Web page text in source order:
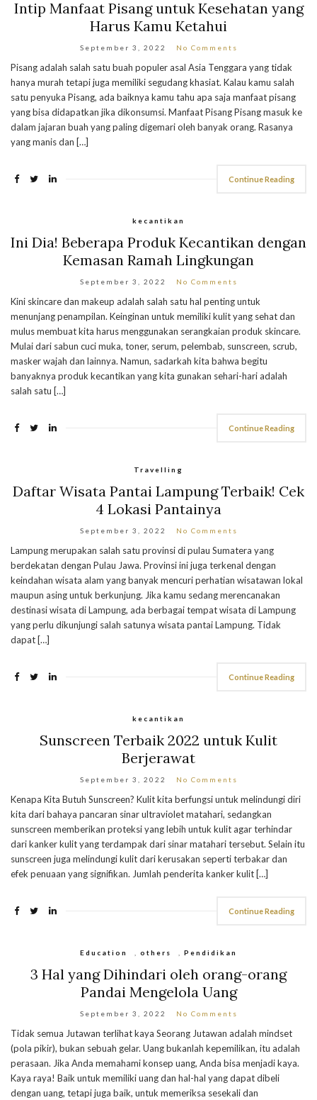
Intip Manfaat Pisang untuk Kesehatan yang
Harus Kamu Ketahui
September 3, 2022 No Comments
Pisang adalah salah satu buah populer asal Asia Tenggara yang tidak
hanya murah tetapi juga memiliki segudang khasiat. Kalau kamu salah
satu penyuka Pisang, ada baiknya kamu tahu apa saja manfaat pisang
yang bisa didapatkan jika dikonsumsi. Manfaat Pisang Pisang masuk ke
dalam jajaran buah yang paling digemari oleh banyak orang. Rasanya
yang manis dan […]
Continue Reading
kecantikan
Ini Dia! Beberapa Produk Kecantikan dengan
Kemasan Ramah Lingkungan
September 3, 2022 No Comments
Kini skincare dan makeup adalah salah satu hal penting untuk
menunjang penampilan. Keinginan untuk memiliki kulit yang sehat dan
mulus membuat kita harus menggunakan serangkaian produk skincare.
Mulai dari sabun cuci muka, toner, serum, pelembab, sunscreen, scrub,
masker wajah dan lainnya. Namun, sadarkah kita bahwa begitu
banyaknya produk kecantikan yang kita gunakan sehari-hari adalah
salah satu […]
Continue Reading
Travelling
Daftar Wisata Pantai Lampung Terbaik! Cek
4 Lokasi Pantainya
September 3, 2022 No Comments
Lampung merupakan salah satu provinsi di pulau Sumatera yang
berdekatan dengan Pulau Jawa. Provinsi ini juga terkenal dengan
keindahan wisata alam yang banyak mencuri perhatian wisatawan lokal
maupun asing untuk berkunjung. Jika kamu sedang merencanakan
destinasi wisata di Lampung, ada berbagai tempat wisata di Lampung
yang perlu dikunjungi salah satunya wisata pantai Lampung. Tidak
dapat […]
Continue Reading
kecantikan
Sunscreen Terbaik 2022 untuk Kulit
Berjerawat
September 3, 2022 No Comments
Kenapa Kita Butuh Sunscreen? Kulit kita berfungsi untuk melindungi diri
kita dari bahaya pancaran sinar ultraviolet matahari, sedangkan
sunscreen memberikan proteksi yang lebih untuk kulit agar terhindar
dari kanker kulit yang terdampak dari sinar matahari tersebut. Selain itu
sunscreen juga melindungi kulit dari kerusakan seperti terbakar dan
efek penuaan yang signifikan. Jumlah penderita kanker kulit […]
Continue Reading
Education , others , Pendidikan
3 Hal yang Dihindari oleh orang-orang
Pandai Mengelola Uang
September 3, 2022 No Comments
Tidak semua Jutawan terlihat kaya Seorang Jutawan adalah mindset
(pola pikir), bukan sebuah gelar. Uang bukanlah kepemilikan, itu adalah
perasaan. Jika Anda memahami konsep uang, Anda bisa menjadi kaya.
Kaya raya! Baik untuk memiliki uang dan hal-hal yang dapat dibeli
dengan uang, tetapi juga baik, untuk memeriksa sesekali dan